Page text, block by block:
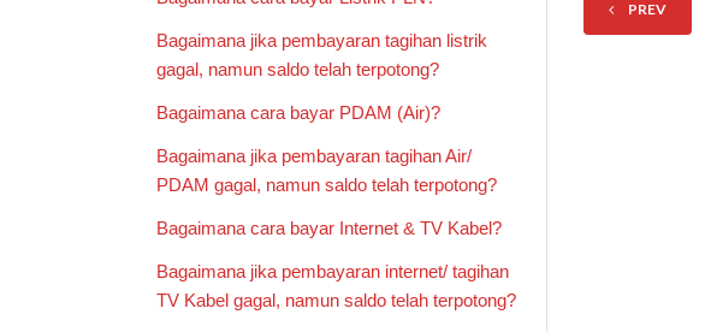
Bagaimana jika pembayaran tagihan listrik
gagal, namun saldo telah terpotong?
Bagaimana cara bayar PDAM (Air)?
Bagaimana jika pembayaran tagihan Air/
PDAM gagal, namun saldo telah terpotong?
Bagaimana cara bayar Internet & TV Kabel?
Bagaimana jika pembayaran internet/ tagihan
TV Kabel gagal, namun saldo telah terpotong?
PREV